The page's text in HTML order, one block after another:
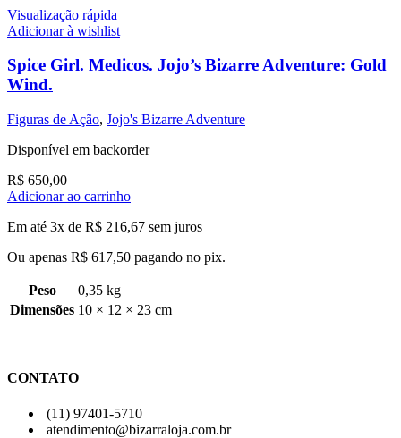
Visualização rápida
Adicionar à wishlist
Spice Girl. Medicos. Jojo’s Bizarre Adventure: Gold
Wind.
Figuras de Ação, Jojo's Bizarre Adventure
Disponível em backorder
R$ 650,00
Adicionar ao carrinho
Em até 3x de R$ 216,67 sem juros
Ou apenas R$ 617,50 pagando no pix.
Peso
0,35 kg
Dimensões 10 × 12 × 23 cm
CONTATO
(11) 97401-5710
atendimento@bizarraloja.com.br